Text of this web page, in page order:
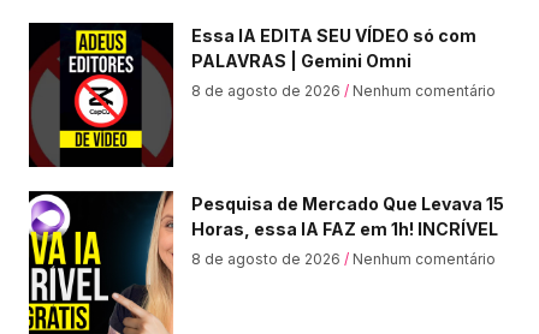
Essa IA EDITA SEU VÍDEO só com
PALAVRAS | Gemini Omni
8 de agosto de 2026 Nenhum comentário
Pesquisa de Mercado Que Levava 15
Horas, essa IA FAZ em 1h! INCRÍVEL
8 de agosto de 2026 Nenhum comentário